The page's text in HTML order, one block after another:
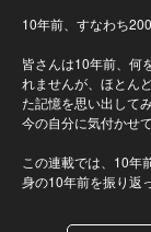
10年前、すなわち
皆さんは10年前、何
れませんが、ほとん
た記憶を思い出して
今の自分に気付かせ
この連載では、10年
身の10年前を振り返